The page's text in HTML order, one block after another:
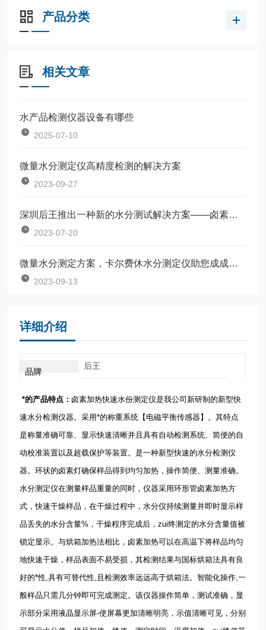
产品分类
相关文章
水产品检测仪器设备有哪些
2025-07-10
​微量水分测定仪高精度检测的解决方案
2023-09-27
深圳后王推出一种新的水分测试解决方案——卤素水分测定仪
2023-07-20
微量水分测定方案，卡尔费休水分测定仪助您成成为行业耀眼的那颗星
2023-09-13
详细介绍
品牌
后王
*的产品特点： 卤素加热快速水份测定仪是我公司新研制的新型快
速水分检测仪器。采用*的称重系统【电磁平衡传感器】。其特点
是称量准确可靠、显示快速清晰并且具有自动检测系统、简便的自
动校准装置以及超载保护等装置。是一种新型快速的水分检测仪
器。环状的卤素灯确保样品得到均匀加热，操作简便、测量准确。
水分测定仪在测量样品重量的同时，仪器采用环形管卤素加热方
式，快速干燥样品，在干燥过程中，水分仪持续测量并即时显示样
品丢失的水分含量%，干燥程序完成后，zui终测定的水分含量值被
锁定显示。与烘箱加热法相比，卤素加热可以在高温下将样品均匀
地快速干燥，样品表面不易受损，其检测结果与国标烘箱法具有良
好的*性,具有可替代性,且检测效率远远高于烘箱法。智能化操作,一
般样品只需几分钟即可完成测定。该仪器操作简单，测试准确，显
示部分采用液晶显示屏-使屏幕更加清晰明亮，示值清晰可见，分别